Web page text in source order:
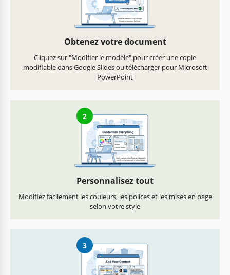
Obtenez votre document
Cliquez sur "Modifier le modèle" pour créer une copie
modifiable dans Google Slides ou télécharger pour Microsoft
PowerPoint
2
Personnalisez tout
Modifiez facilement les couleurs, les polices et les mises en page
selon votre style
3